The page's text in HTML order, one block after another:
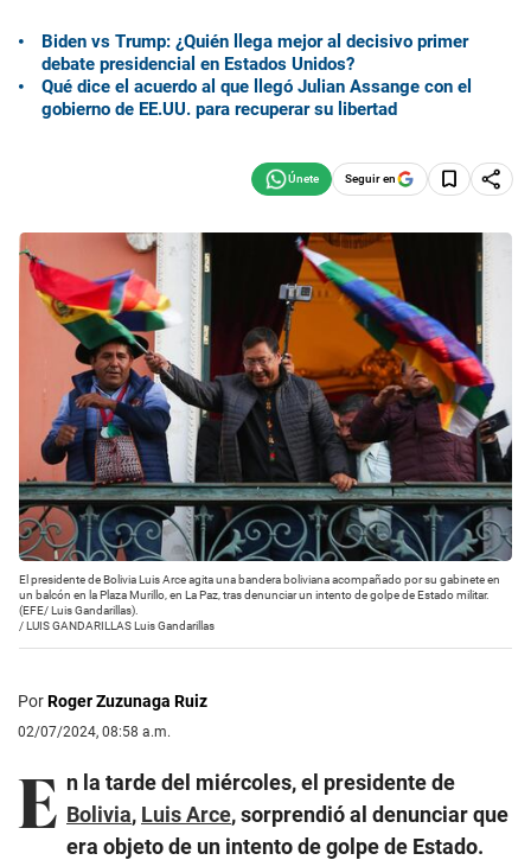
Biden vs Trump: ¿Quién llega mejor al decisivo primer
debate presidencial en Estados Unidos?
Qué dice el acuerdo al que llegó Julian Assange con el
gobierno de EE.UU. para recuperar su libertad
Seguir en
El presidente de Bolivia Luis Arce agita una bandera boliviana acompañado por su gabinete en
un balcón en la Plaza Murillo, en La Paz, tras denunciar un intento de golpe de Estado militar.
(EFE/ Luis Gandarillas).
/LUIS GANDARILLAS Luis Gandarillas
PorRoger Zuzunaga Ruiz
02/07/2024, 08:58 a.m.
E n la tarde del miércoles, el presidente de
Bolivia, Luis Arce, sorprendió al denunciar que
era objeto de un intento de golpe de Estado.